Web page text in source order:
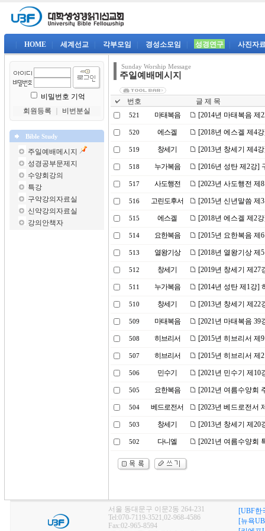
HOME 세계선교 각부모임 경성소모임 성경연구 사진자
비밀번호 기억
회원등록
비번분실
Bible Study
주일예배메시지
성경공부문제지
수양회강의
특강
구약강의자료실
신약강의자료실
강의안책자
Sunday Worship Message
주일예배메시지
번호 글 제 목
521 마태복음 [2014년 마태복음 제
520 에스겔 [2018년 에스겔 제4
519 창세기 [2013년 창세기 제4
518 누가복음 [2016년 성탄 제2강]
517 사도행전 [2023년 사도행전 제
516 고린도후서 [2015년 신년말씀 제
515 에스겔 [2018년 에스겔 제2
514 요한복음 [2015년 요한복음 제
513 열왕기상 [2018년 열왕기상 제
512 창세기 [2019년 창세기 제
511 누가복음 [2014년 성탄 제1강]
510 창세기 [2013년 창세기 제22
509 마태복음 [2021년 마태복음 39
508 히브리서 [2015년 히브리서 제
507 히브리서 [2015년 히브리서 제
506 민수기 [2021년 민수기 제
505 요한복음 [2012년 여름수양회
504 베드로전서 [2023년 베드로전서
503 창세기 [2013년 창세기 제
502 다니엘 [2021년 여름수양회
서울 동대문구 이문2동 264-231
Tel:070-7119-3521,02-968-4586
Fax:02-965-8594
[UBF한
[뉴욕